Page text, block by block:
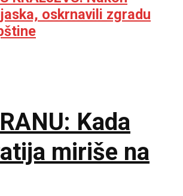
oskrnavili zgradu
Kada
miriše na